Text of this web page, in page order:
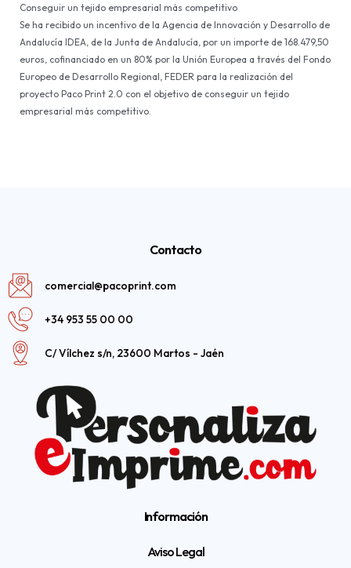
Conseguir un tejido empresarial más competitivo
Se ha recibido un incentivo de la Agencia de Innovación y Desarrollo de
Andalucía IDEA, de la Junta de Andalucía, por un importe de 168.479,50
euros, cofinanciado en un 80% por la Unión Europea a través del Fondo
Europeo de Desarrollo Regional, FEDER para la realización del
proyecto Paco Print 2.0 con el objetivo de conseguir un tejido
empresarial más competitivo.
Contacto
comercial@pacoprint.com
+34 953 55 00 00
C/ Vílchez s/n, 23600 Martos - Jaén
Información
Aviso Legal